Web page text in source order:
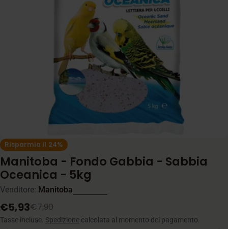
supporto 0 in modalità modale
Risparmia il 24%
Manitoba - Fondo Gabbia - Sabbia
Oceanica - 5kg
Venditore: Manitoba
Prezzo
di
€5,93
Prezzo
normale
€7,90
Tasse incluse. Spedizione calcolata al momento del pagamento.